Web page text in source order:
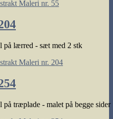
på lærred - sæt med 2 stk
træplade - malet på begge sider